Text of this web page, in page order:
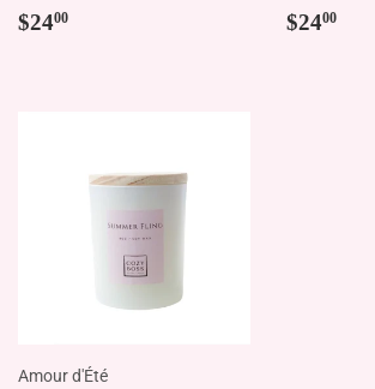
Prix
$2400
Prix
$2400
Amour d'Été